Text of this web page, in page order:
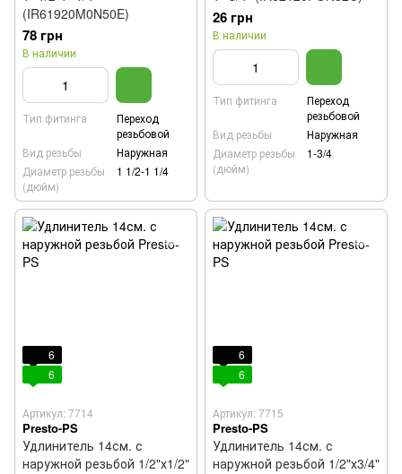
(IR61920M0N50E)
78 грн
В наличии
Тип фитинга
Переход
резьбовой
Вид резьбы
Наружная
Диаметр резьбы
(дюйм)
1 1/2-1 1/4
26 грн
В наличии
Тип фитинга
Переход
резьбовой
Вид резьбы
Наружная
Диаметр резьбы
(дюйм)
1-3/4
6
6
Артикул: 7714
Presto-PS
Удлинитель 14см. с
наружной резьбой 1/2"х1/2"
6
6
Артикул: 7715
Presto-PS
Удлинитель 14см. с
наружной резьбой 1/2"х3/4"